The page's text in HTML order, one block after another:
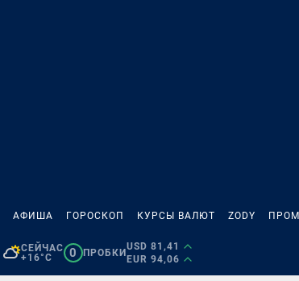
АФИША ГОРОСКОП КУРСЫ ВАЛЮТ ZODY
СЕЙЧАС
+16°C
0 ПРОБКИ
USD 81,41
EUR 94,06